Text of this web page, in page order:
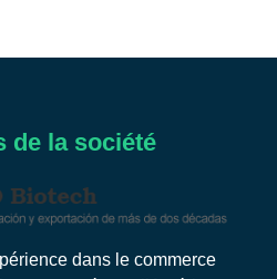
de la société
dans le commerce